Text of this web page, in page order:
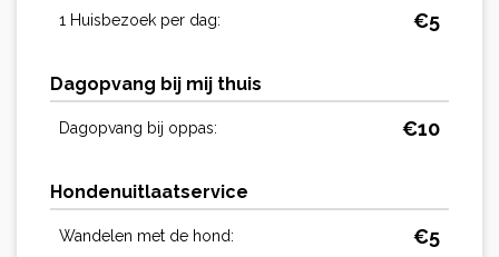
1 Huisbezoek per dag: €5
Dagopvang bij mij thuis
Dagopvang bij oppas: €10
Hondenuitlaatservice
Wandelen met de hond: €5